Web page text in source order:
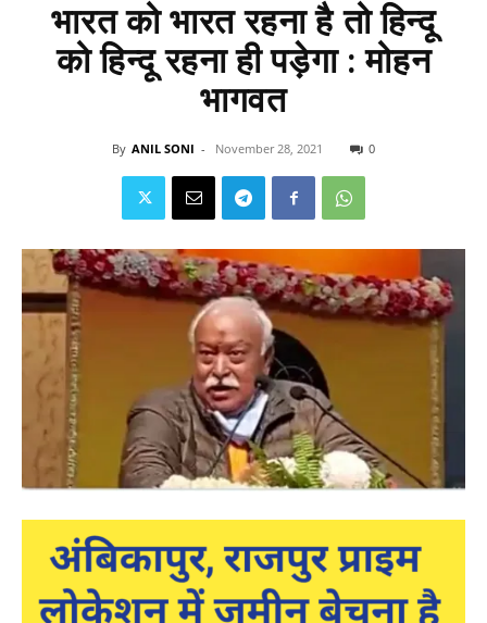
भारत को भारत रहना है तो हिन्दू
को हिन्दू रहना ही पड़ेगा : मोहन
भागवत
By ANIL SONI - November 28, 2021 0